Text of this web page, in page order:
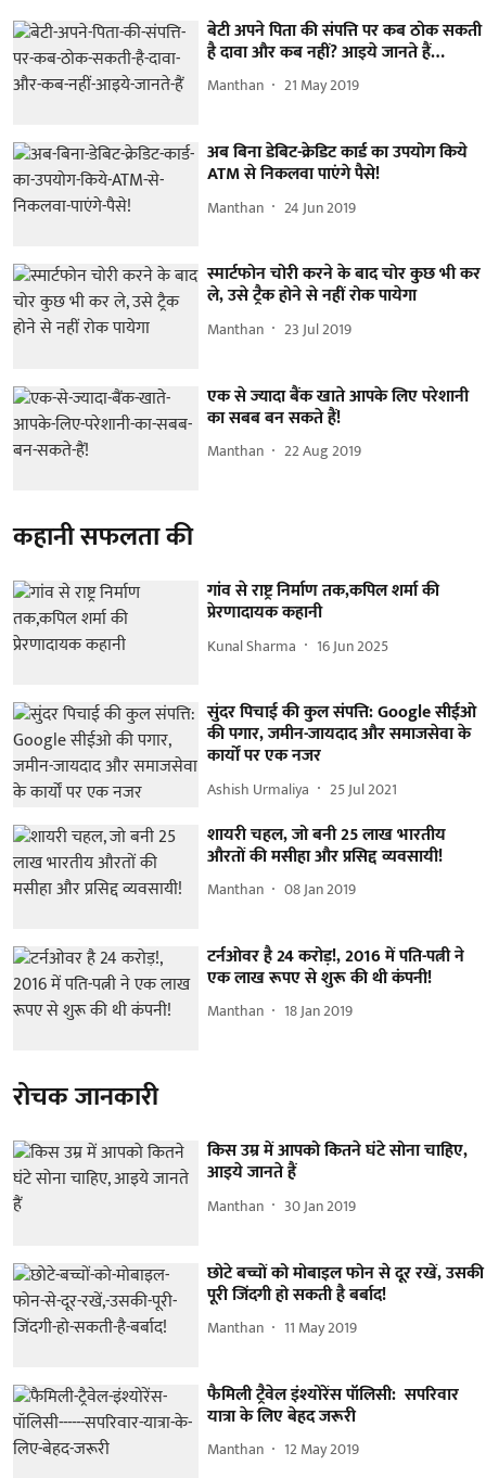
बेटी अपने पिता की संपत्ति पर कब ठोक सकती
है दावा और कब नहीं? आइये जानते हैं…
Manthan 21 May 2019
अब बिना डेबिट-क्रेडिट कार्ड का उपयोग किये
ATM से निकलवा पाएंगे पैसे!
Manthan 24 Jun 2019
स्मार्टफोन चोरी करने के बाद चोर कुछ भी कर
ले, उसे ट्रैक होने से नहीं रोक पायेगा
Manthan 23 Jul 2019
एक से ज्यादा बैंक खाते आपके लिए परेशानी
का सबब बन सकते हैं!
Manthan 22 Aug 2019
कहानी सफलता की
गांव से राष्ट्र निर्माण तक,कपिल शर्मा की
प्रेरणादायक कहानी
Kunal Sharma 16 Jun 2025
सुंदर पिचाई की कुल संपत्ति: Google सीईओ
की पगार, जमीन-जायदाद और समाजसेवा के
कार्यों पर एक नजर
Ashish Urmaliya 25 Jul 2021
शायरी चहल, जो बनी 25 लाख भारतीय
औरतों की मसीहा और प्रसिद्द व्यवसायी!
Manthan 08 Jan 2019
टर्नओवर है 24 करोड़!, 2016 में पति-पत्नी ने
एक लाख रूपए से शुरू की थी कंपनी!
Manthan 18 Jan 2019
रोचक जानकारी
किस उम्र में आपको कितने घंटे सोना चाहिए,
आइये जानते हैं
Manthan 30 Jan 2019
छोटे बच्चों को मोबाइल फोन से दूर रखें, उसकी
पूरी जिंदगी हो सकती है बर्बाद!
Manthan 11 May 2019
फैमिली ट्रैवेल इंश्योरेंस पॉलिसी: सपरिवार
यात्रा के लिए बेहद जरूरी
Manthan 12 May 2019